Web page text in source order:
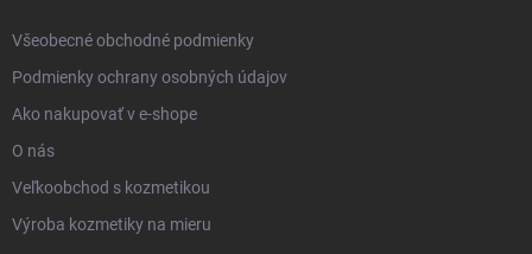
Všeobecné obchodné podmienky
Podmienky ochrany osobných údajov
Ako nakupovať v e-shope
O nás
Veľkoobchod s kozmetikou
Výroba kozmetiky na mieru